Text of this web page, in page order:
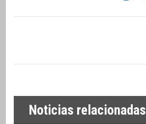
Noticias relacionadas